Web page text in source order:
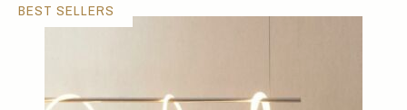
BEST SELLERS